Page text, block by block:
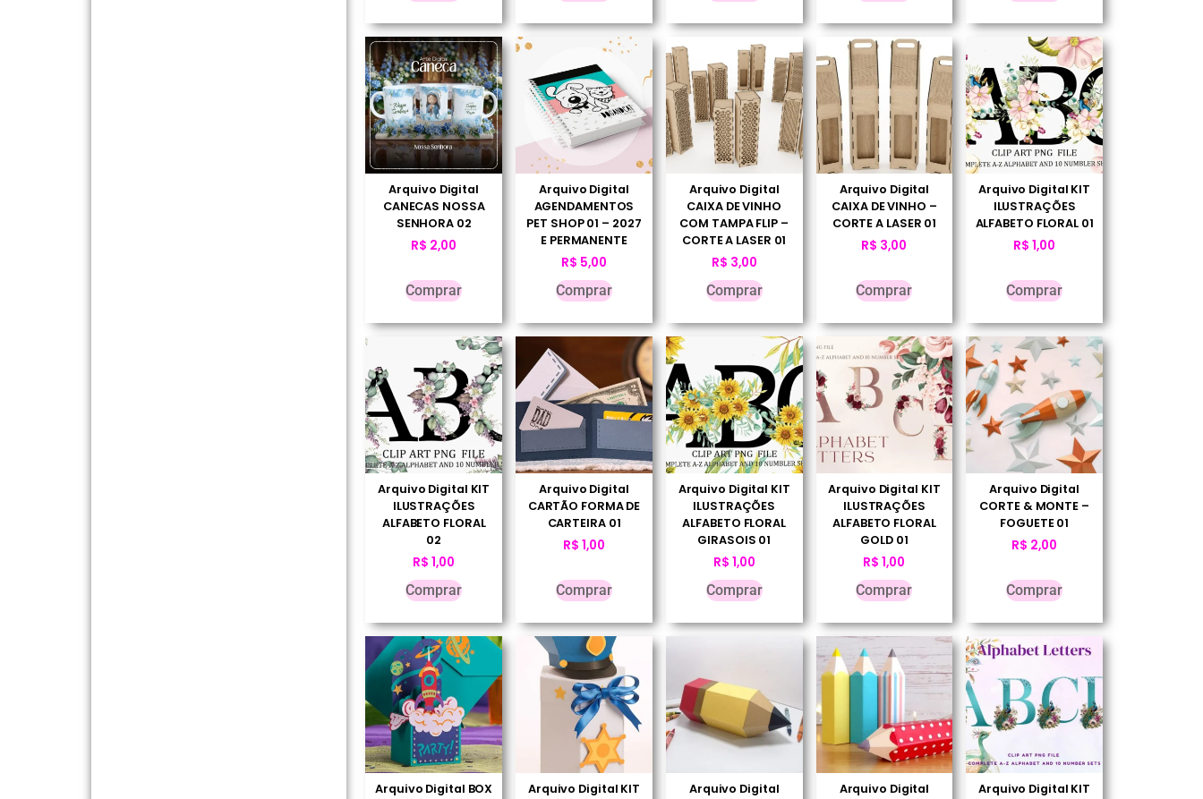
Arquivo Digital
CANECAS NOSSA
SENHORA 02
R$ 2,00
Comprar
Arquivo Digital
AGENDAMENTOS
PET SHOP 01 – 2027
E PERMANENTE
R$ 5,00
Comprar
Arquivo Digital
CAIXA DE VINHO
COM TAMPA FLIP –
CORTE A LASER 01
R$ 3,00
Comprar
Arquivo Digital
CAIXA DE VINHO –
CORTE A LASER 01
R$ 3,00
Comprar
Arquivo Digital KIT
ILUSTRAÇÕES
ALFABETO FLORAL 01
R$ 1,00
Comprar
Arquivo Digital KIT
ILUSTRAÇÕES
ALFABETO FLORAL
02
R$ 1,00
Comprar
Arquivo Digital
CARTÃO FORMA DE
CARTEIRA 01
R$ 1,00
Comprar
Arquivo Digital KIT
ILUSTRAÇÕES
ALFABETO FLORAL
GIRASOIS 01
R$ 1,00
Comprar
Arquivo Digital KIT
ILUSTRAÇÕES
ALFABETO FLORAL
GOLD 01
R$ 1,00
Comprar
Arquivo Digital
CORTE & MONTE –
FOGUETE 01
R$ 2,00
Comprar
Arquivo Digital BOX
Arquivo Digital KIT
Arquivo Digital
Arquivo Digital
Arquivo Digital KIT